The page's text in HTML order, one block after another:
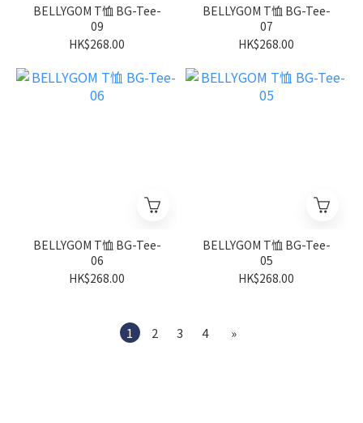
BELLYGOM T恤 BG-Tee-
09
HK$268.00
BELLYGOM T恤 BG-Tee-
07
HK$268.00
BELLYGOM T恤 BG-Tee-
06
HK$268.00
BELLYGOM T恤 BG-Tee-
05
HK$268.00
1 2 3 4 »